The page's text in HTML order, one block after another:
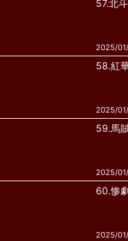
57.北
2025/
58.紅
2025/
59.馬
2025/
60.惨
2025/